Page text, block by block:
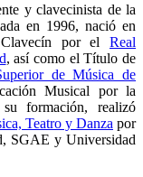
y clavecinista de la
en 1996, nació en
por el Real
, así como el Título de
de Música de
Musical por la
formación, realizó
Teatro y Danza por
SGAE y Universidad